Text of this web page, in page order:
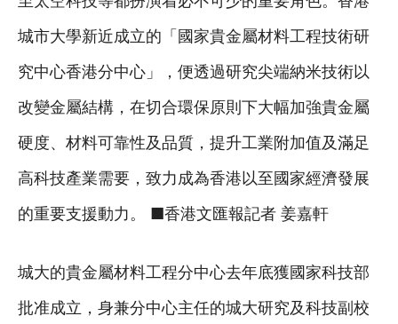
城市大學新近成立的「國家貴金屬材料工程技術研
究中心香港分中心」，便透過研究尖端納米技術以
改變金屬結構，在切合環保原則下大幅加強貴金屬
硬度、材料可靠性及品質，提升工業附加值及滿足
高科技產業需要，致力成為香港以至國家經濟發展
的重要支援動力。 ■香港文匯報記者 姜嘉軒
城大的貴金屬材料工程分中心去年底獲國家科技部
批准成立，身兼分中心主任的城大研究及科技副校